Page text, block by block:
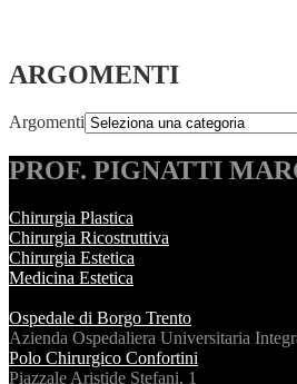
ARGOMENTI
Argomenti
PROF. PIGNATTI
Chirurgia Plastica
Chirurgia Ricostruttiva
Chirurgia Estetica
Medicina Estetica
Ospedale di Borgo Trento
Azienda Ospedaliera Universitaria
Polo Chirurgico Confortini
Piazzale Aristide Stefani, 1